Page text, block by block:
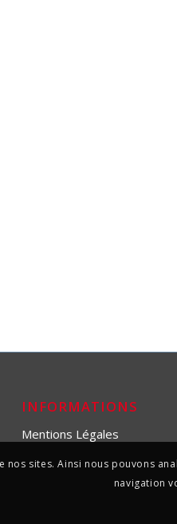
INFORMATIONS
Mentions Légales
sites. Ainsi nous pouvons
navigation